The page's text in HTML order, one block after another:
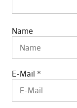
Name
E-Mail *